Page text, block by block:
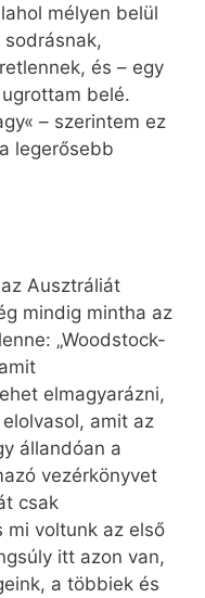
mélyen belül
és – egy
belé.
– szerintem ez
legerősebb
Ausztráliát
mindig mintha az
„Wood­stock-
elmagyarázni,
amit az
állandóan a
vezérkönyvet
csak
mi voltunk az első
itt azon van,
a többiek és